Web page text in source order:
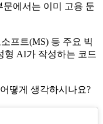
문에서는 이미 고용 둔
프트(MS) 등 주요 빅
형 AI가 작성하는 코드
떻게 생각하시나요?